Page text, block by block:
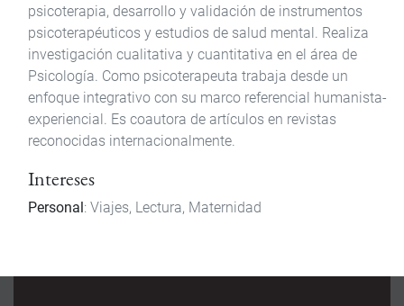
psicoterapia, desarrollo y validación de instrumentos
psicoterapéuticos y estudios de salud mental. Realiza
investigación cualitativa y cuantitativa en el área de
Psicología. Como psicoterapeuta trabaja desde un
enfoque integrativo con su marco referencial humanista-
experiencial. Es coautora de artículos en revistas
reconocidas internacionalmente.
Intereses
Personal: Viajes, Lectura, Maternidad